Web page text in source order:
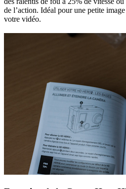
de l’action. Idéal pour une petite
votre vidéo.